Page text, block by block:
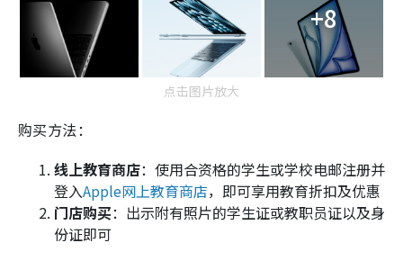
+8
点击图片放大
购买方法：
线上教育商店：使用合资格的学生或学校电邮注册并
登入Apple网上教育商店，即可享用教育折扣及优惠
门店购买：出示附有照片的学生证或教职员证以及身
份证即可